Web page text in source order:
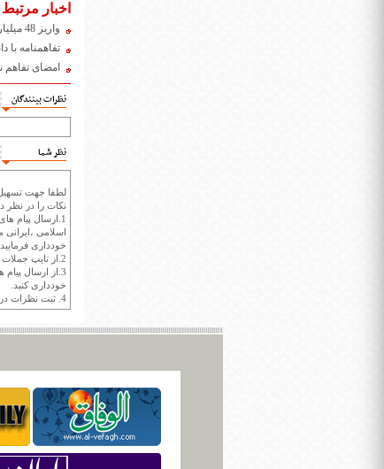
اخبار
واریز 48 میلیارد تومان به حساب دانشگاه آزاد اسلامی
تفاهمنامه با
امضای تفاهم
نظرات بینندگان
نظر شما
لطفا جهت تسهیل
نکات را در نظر
1.ارسال پیام
اسلامی ،ایرانی
خودداری فرمایید.
2.از تایپ جملات فارسی با حروف انگلیسی خودداری کنید.
3.از ارسال
خودداری کنید.
4. ثبت نظرات در سايت ايران سپيد براي هر نظر حداکثر 400 واژه است.